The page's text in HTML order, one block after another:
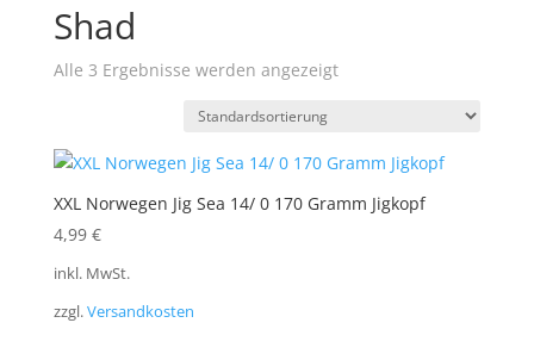
Shad
Alle 3 Ergebnisse werden angezeigt
XXL Norwegen Jig Sea 14/ 0 170 Gramm Jigkopf
4,99 €
inkl. MwSt.
zzgl.Versandkosten